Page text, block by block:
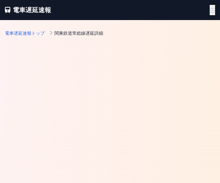
電車遅延速報
電車遅延速報トップ 関東鉄道常総線遅延詳細